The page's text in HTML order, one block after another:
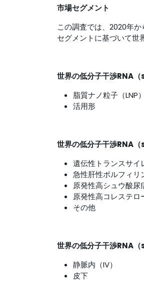
市場セグメント
この調査では、2020年
セグメントに基づいて世
世界の低分子干渉RNA
脂質ナノ粒子（LNP）
活用形
世界の低分子干渉RNA
遺伝性トランスサイ
急性肝性ポルフィリ
原発性高シュウ酸尿
原発性高コレステロ
その他
世界の低分子干渉RNA
静脈内（IV）
皮下